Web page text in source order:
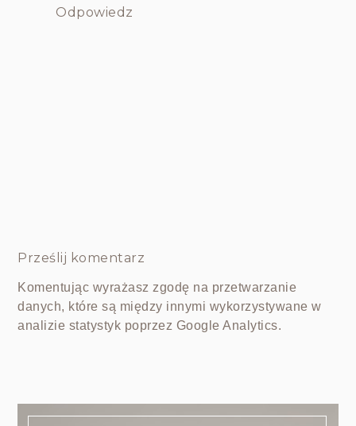
Odpowiedz
Prześlij komentarz
Komentując wyrażasz zgodę na przetwarzanie
danych, które są między innymi wykorzystywane w
analizie statystyk poprzez Google Analytics.